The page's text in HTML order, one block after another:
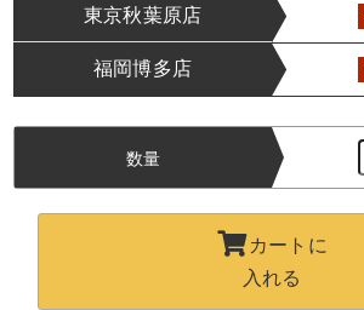
東京秋葉原店
福岡博多店
数量
カートに
入れる